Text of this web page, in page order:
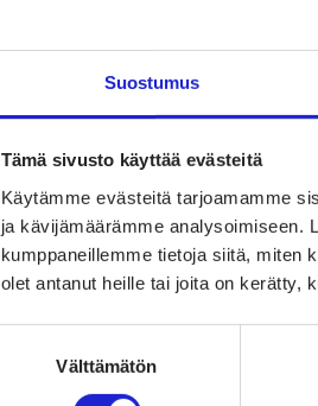
Suostumus
Tämä sivusto käyttää evästeitä
Käytämme evästeitä tarjoamamme
ja kävijämäärämme analysoimiseen.
kumppaneillemme tietoja siitä, miten
olet antanut heille tai joita on kerätty,
Välttämätön
Seuraa